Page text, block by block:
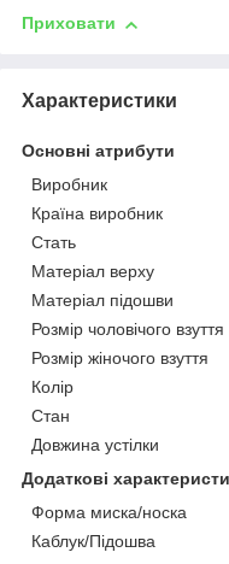
Приховати
Характеристики
Основні атрибути
Виробник
Країна виробник
Стать
Матеріал верху
Матеріал підошви
Розмір чоловічого взуття
Розмір жіночого взуття
Колір
Стан
Довжина устілки
Додаткові
Форма миска/носка
Каблук/Підошва